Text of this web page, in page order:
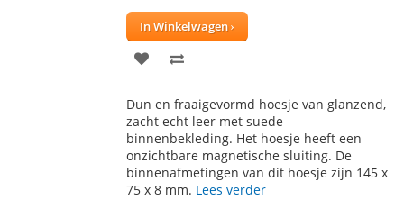
In Winkelwagen
VOEG
AAN
VERLANGLIJST
TE
VERGELIJKEN
Dun en fraaigevormd hoesje van glanzend,
zacht echt leer met suede
binnenbekleding. Het hoesje heeft een
onzichtbare magnetische sluiting. De
binnenafmetingen van dit hoesje zijn 145 x
75 x 8 mm. Lees verder